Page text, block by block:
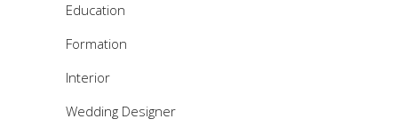
Education
Formation
Interior
Wedding Designer